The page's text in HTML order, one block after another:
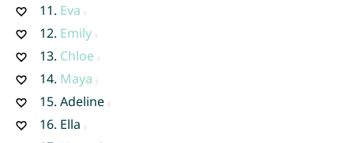
11. Eva
12. Emily
13. Chloe
14. Maya
15. Adeline
16. Ella